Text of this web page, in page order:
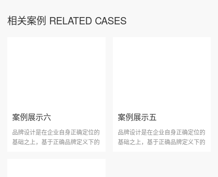
相关案例 RELATED CASES
案例展示六
品牌设计是在企业自身正确定位的
基础之上，基于正确品牌定义下的
案例展示五
品牌设计是在企业自身正确定位的
基础之上，基于正确品牌定义下的